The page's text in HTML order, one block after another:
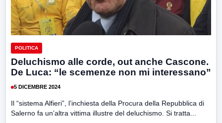
POLITICA
Deluchismo alle corde, out anche Cascone.
De Luca: “le scemenze non mi interessano”
5 DICEMBRE 2024
Il “sistema Alfieri”, l’inchiesta della Procura della Repubblica di
Salerno fa un’altra vittima illustre del deluchismo. Si tratta...